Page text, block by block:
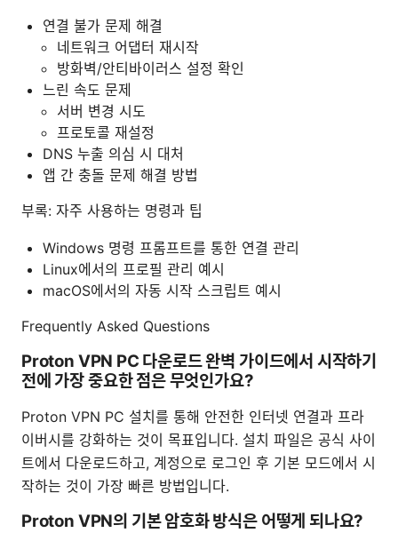
연결 불가 문제 해결
네트워크 어댑터 재시작
방화벽/안티바이러스 설정 확인
느린 속도 문제
서버 변경 시도
프로토콜 재설정
DNS 누출 의심 시 대처
앱 간 충돌 문제 해결 방법
부록: 자주 사용하는 명령과 팁
Windows 명령 프롬프트를 통한 연결 관리
Linux에서의 프로필 관리 예시
macOS에서의 자동 시작 스크립트 예시
Frequently Asked Questions
Proton VPN PC 다운로드 완벽 가이드에서 시작하기
전에 가장 중요한 점은 무엇인가요?
Proton VPN PC 설치를 통해 안전한 인터넷 연결과 프라
이버시를 강화하는 것이 목표입니다. 설치 파일은 공식 사이
트에서 다운로드하고, 계정으로 로그인 후 기본 모드에서 시
작하는 것이 가장 빠른 방법입니다.
Proton VPN의 기본 암호화 방식은 어떻게 되나요?